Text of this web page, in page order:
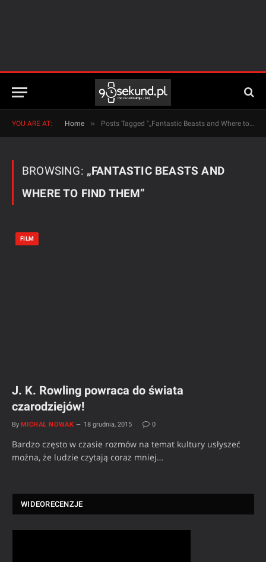
YOU ARE AT: Home » Posts Tagged "„Fantastic Beasts and Where to Find Them”"
BROWSING: „FANTASTIC BEASTS AND
WHERE TO FIND THEM”
FILM
J. K. Rowling powraca do świata
czarodziejów!
By MICHAŁ NOWAK 18 grudnia, 2015 0
Bardzo często w czasie rozmów na temat kultury usłyszeć
można, że ludzie czytają coraz mniej…
WIDEORECENZJE